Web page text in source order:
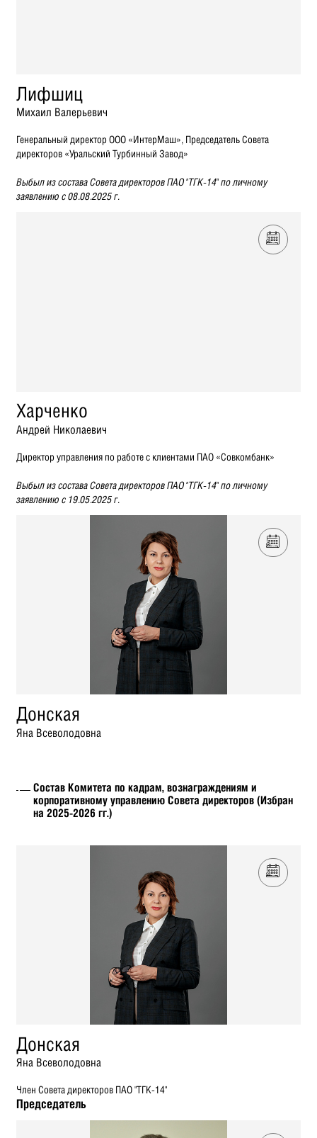
Лифшиц
Михаил Валерьевич
Генеральный директор ООО «ИнтерМаш», Председатель Совета
директоров «Уральский Турбинный Завод»
Выбыл из состава Совета директоров ПАО "ТГК-14" по личному
заявлению с 08.08.2025 г.
Харченко
Андрей Николаевич
Директор управления по работе с клиентами ПАО «Совкомбанк»
Выбыл из состава Совета директоров ПАО "ТГК-14" по личному
заявлению с 19.05.2025 г.
Донская
Яна Всеволодовна
Состав Комитета по кадрам, вознаграждениям и
корпоративному управлению Совета директоров (Избран
на 2025-2026 гг.)
Донская
Яна Всеволодовна
Член Совета директоров ПАО "ТГК-14"
Председатель